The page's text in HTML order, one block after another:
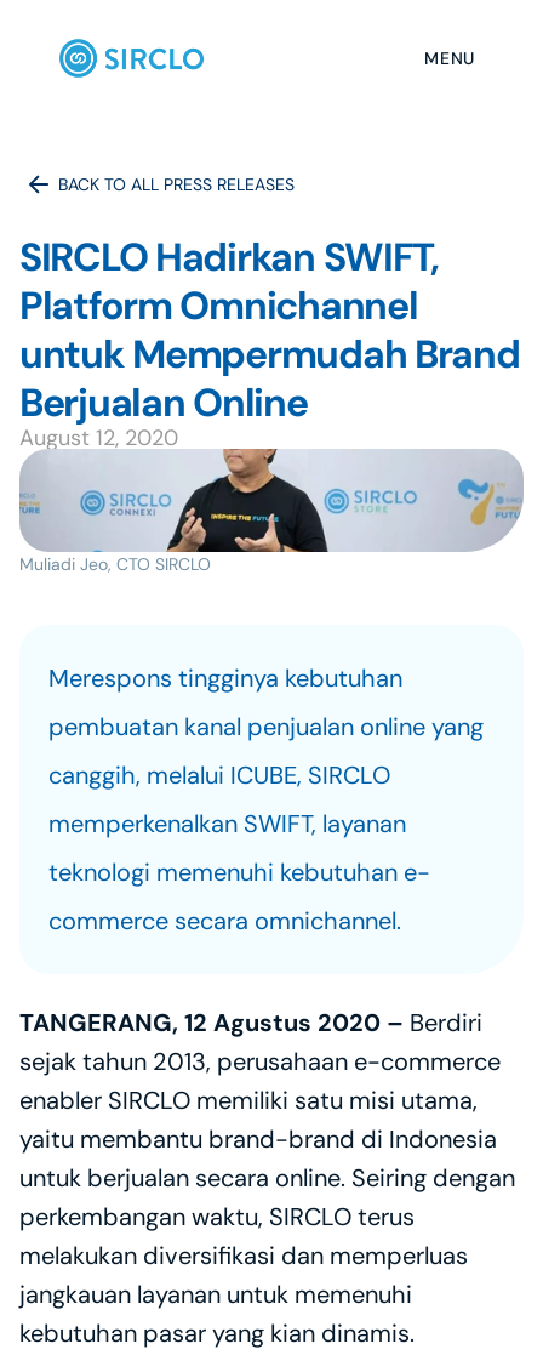
MENU
BACK TO ALL PRESS RELEASES
SIRCLO Hadirkan SWIFT,
Platform Omnichannel
untuk Mempermudah Brand
Berjualan Online
August 12, 2020
Muliadi Jeo, CTO SIRCLO
Merespons tingginya kebutuhan
pembuatan kanal penjualan online yang
canggih, melalui ICUBE, SIRCLO
memperkenalkan SWIFT, layanan
teknologi memenuhi kebutuhan e-
commerce secara omnichannel.
TANGERANG, 12 Agustus 2020 – Berdiri
sejak tahun 2013, perusahaan e-commerce
enabler SIRCLO memiliki satu misi utama,
yaitu membantu brand-brand di Indonesia
untuk berjualan secara online. Seiring dengan
perkembangan waktu, SIRCLO terus
melakukan diversifikasi dan memperluas
jangkauan layanan untuk memenuhi
kebutuhan pasar yang kian dinamis.